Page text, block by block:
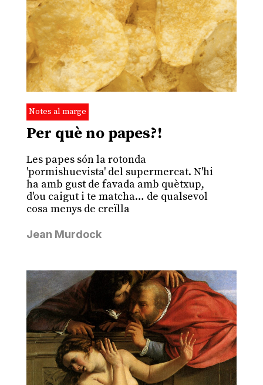
Notes al marge
Per què no papes?!
Les papes són la rotonda
'pormishuevista' del supermercat. N'hi
ha amb gust de favada amb quètxup,
d'ou caigut i te matcha… de qualsevol
cosa menys de creïlla
Jean Murdock